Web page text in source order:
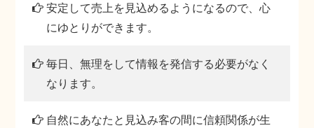
安定して売上を見込めるようになるので、心
にゆとりができます。
毎日、無理をして情報を発信する必要がなく
なります。
自然にあなたと見込み客の間に信頼関係が生